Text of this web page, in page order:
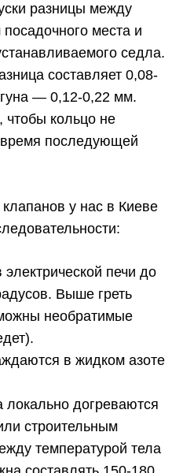
разницы между
места и
седла.
составляет 0,08-
― 0,12-0,22 мм.
чтобы кольцо не
время последующей
у нас в Киеве
печи до
Выше греть
необратимые
в жидком азоте
догреваются
строительным
температурой тела